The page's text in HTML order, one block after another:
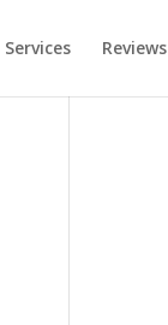
Services Reviews